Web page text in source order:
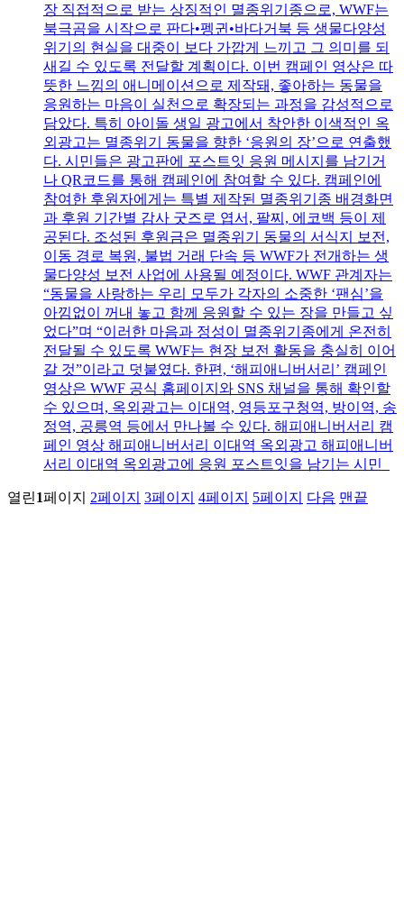
장 직접적으로 받는 상징적인 멸종위기종으로, WWF는
북극곰을 시작으로 판다•펭귄•바다거북 등 생물다양성
위기의 현실을 대중이 보다 가깝게 느끼고 그 의미를 되
새길 수 있도록 전달할 계획이다. 이번 캠페인 영상은 따
뜻한 느낌의 애니메이션으로 제작돼, 좋아하는 동물을
응원하는 마음이 실천으로 확장되는 과정을 감성적으로
담았다. 특히 아이돌 생일 광고에서 착안한 이색적인 옥
외광고는 멸종위기 동물을 향한 ‘응원의 장’으로 연출했
다. 시민들은 광고판에 포스트잇 응원 메시지를 남기거
나 QR코드를 통해 캠페인에 참여할 수 있다. 캠페인에
참여한 후원자에게는 특별 제작된 멸종위기종 배경화면
과 후원 기간별 감사 굿즈로 엽서, 팔찌, 에코백 등이 제
공된다. 조성된 후원금은 멸종위기 동물의 서식지 보전,
이동 경로 복원, 불법 거래 단속 등 WWF가 전개하는 생
물다양성 보전 사업에 사용될 예정이다. WWF 관계자는
“동물을 사랑하는 우리 모두가 각자의 소중한 ‘팬심’을
아낌없이 꺼내 놓고 함께 응원할 수 있는 장을 만들고 싶
었다”며 “이러한 마음과 정성이 멸종위기종에게 온전히
전달될 수 있도록 WWF는 현장 보전 활동을 충실히 이어
갈 것”이라고 덧붙였다. 한편, ‘해피애니버서리’ 캠페인
영상은 WWF 공식 홈페이지와 SNS 채널을 통해 확인할
수 있으며, 옥외광고는 이대역, 영등포구청역, 방이역, 송
정역, 공릉역 등에서 만나볼 수 있다. 해피애니버서리 캠
페인 영상 해피애니버서리 이대역 옥외광고 해피애니버
서리 이대역 옥외광고에 응원 포스트잇을 남기는 시민
열린1페이지 2페이지 3페이지 4페이지 5페이지 다음 맨끝